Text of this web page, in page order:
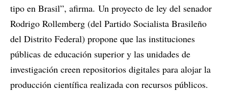
tipo en Brasil”, afirma. Un proyecto de ley del senador
Rodrigo Rollemberg (del Partido Socialista Brasileño
del Distrito Federal) propone que las instituciones
públicas de educación superior y las unidades de
investigación creen repositorios digitales para alojar la
producción científica realizada con recursos públicos.